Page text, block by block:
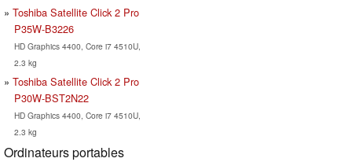
Toshiba Satellite Click 2 Pro
P35W-B3226
HD Graphics 4400, Core i7 4510U,
2.3 kg
Toshiba Satellite Click 2 Pro
P30W-BST2N22
HD Graphics 4400, Core i7 4510U,
2.3 kg
Ordinateurs portables